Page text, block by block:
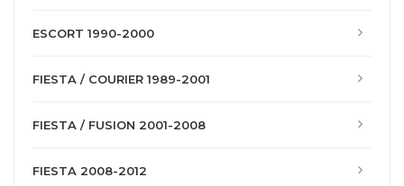
ESCORT 1990-2000
FIESTA / COURIER 1989-2001
FIESTA / FUSION 2001-2008
FIESTA 2008-2012